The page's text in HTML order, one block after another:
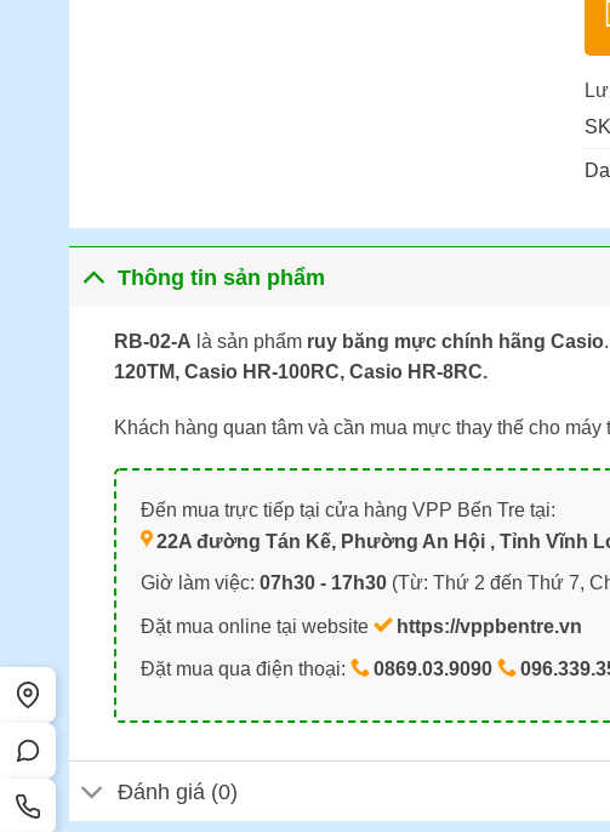
Thông tin sản phẩm
RB-02-A là sản phẩm ruy băng mực chính hãng Casio
120TM, Casio HR-100RC, Casio HR-8RC.
Khách hàng quan tâm và cần mua mực thay thế cho
Đến mua trực tiếp tại cửa hàng VPP Bến Tre tại:
22A đường Tán Kế, Phường An Hội , Tỉnh Vĩnh
Giờ làm việc: 07h30 - 17h30(Từ: Thứ 2 đến Thứ 7,
Đặt mua online tại website https://vppbentre.vn
Đặt mua qua điện thoại: 0869.03.9090
Đánh giá (0)